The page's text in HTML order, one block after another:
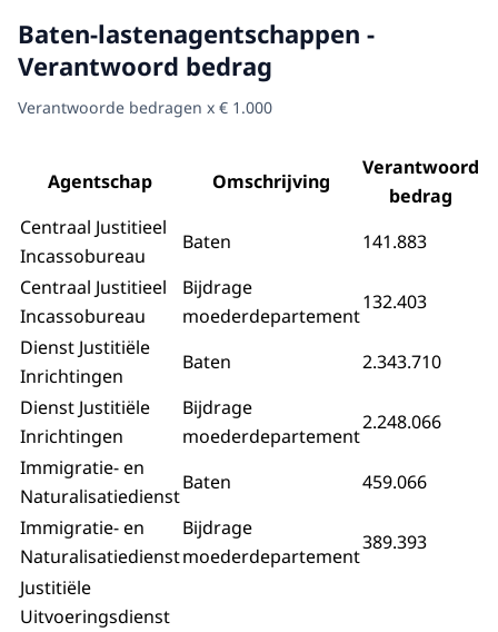
Baten-lastenagentschappen -
Verantwoord bedrag
Verantwoorde bedragen x € 1.000
Agentschap Omschrijving
Verantwoord
bedrag
Centraal Justitieel
Incassobureau
Baten
141.883
Centraal Justitieel
Incassobureau
Bijdrage
moederdepartement
132.403
Dienst Justitiële
Inrichtingen
Baten
2.343.710
Dienst Justitiële
Inrichtingen
Bijdrage
moederdepartement
2.248.066
Immigratie- en
Naturalisatiedienst
Baten
459.066
Immigratie- en
Naturalisatiedienst
Bijdrage
moederdepartement
389.393
Justitiële
Uitvoeringsdienst